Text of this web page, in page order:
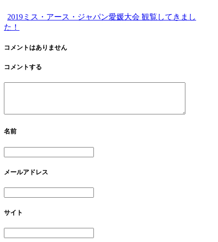
2019ミス・アース・ジャパン愛媛大会 観覧してきまし
た！
コメントはありません
コメントする
名前
メールアドレス
サイト